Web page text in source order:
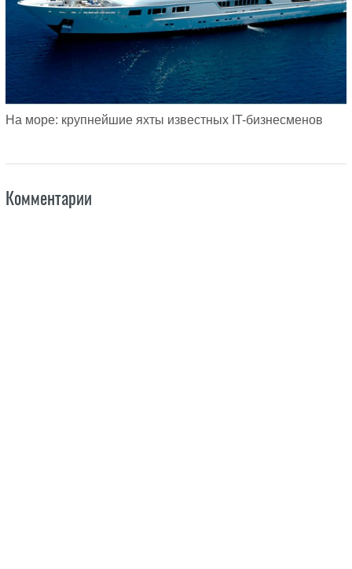
На море: крупнейшие яхты известных IT-бизнесменов
Комментарии